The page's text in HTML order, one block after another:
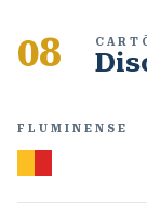
08
FLUMINENSE